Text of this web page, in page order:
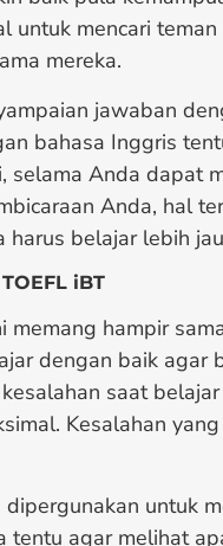
untuk mencari
mereka.
jawaban
bahasa Inggris
selama Anda dapat
Anda, hal
harus belajar lebih
iBT
memang hampir
dengan baik agar
saat
Kesalahan
untuk
tentu agar melihat